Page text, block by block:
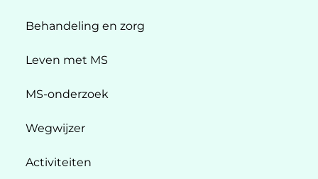
Behandeling en zorg
Leven met MS
MS-onderzoek
Wegwijzer
Activiteiten